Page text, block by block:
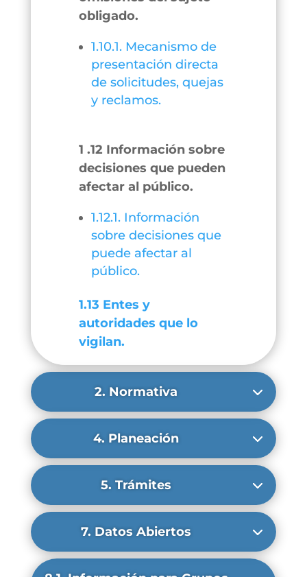
obligado.
1.10.1. Mecanismo de
presentación directa
de solicitudes, quejas
y reclamos.
1 .12 Información sobre
decisiones que pueden
afectar al público.
1.12.1. Información
sobre decisiones que
puede afectar al
público.
1.13 Entes y
autoridades que lo
vigilan.
2. Normativa
4. Planeación
5. Trámites
7. Datos Abiertos